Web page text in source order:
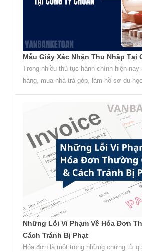
Mẫu Giấy Xác Nhận Thu Nhập Tại
Trong nhiều thủ tục hành chính hiện
hàng, mua nhà trả góp, làm hồ sơ du
Những Lỗi Vi Phạm Về Hóa Đơn
Cách Tránh Bị Phạt
Hóa đơn là một trong những chứng từ